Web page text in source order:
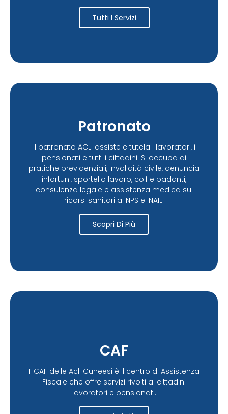
Tutti I Servizi
Patronato
Il patronato ACLI assiste e tutela i lavoratori, i
pensionati e tutti i cittadini. Si occupa di
pratiche previdenziali, invalidità civile, denuncia
infortuni, sportello lavoro, colf e badanti,
consulenza legale e assistenza medica sui
ricorsi sanitari a INPS e INAIL.
Scopri Di Più
CAF
Il CAF delle Acli Cuneesi è il centro di Assistenza
Fiscale che offre servizi rivolti ai cittadini
lavoratori e pensionati.